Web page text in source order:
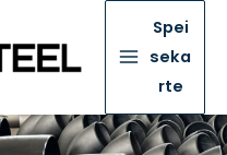
Spei
seka
rte